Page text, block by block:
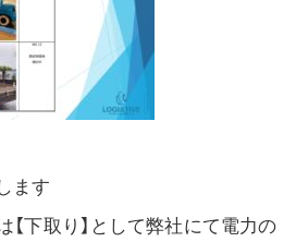
ます
【下取り】として弊社にて電力の